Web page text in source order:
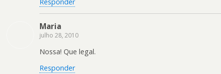
Maria
julho 28, 2010
Nossa! Que legal.
Responder